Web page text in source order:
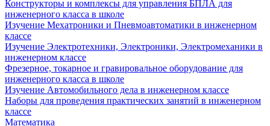
Конструкторы и комплексы для управления БПЛА для
инженерного класса в школе
Изучение Мехатроники и Пневмоавтоматики в инженерном
классе
Изучение Электротехники, Электроники, Электромеханики в
инженерном классе
Фрезерное, токарное и гравировальное оборудование для
инженерного класса в школе
Изучение Автомобильного дела в инженерном классе
Наборы для проведения практических занятий в инженерном
классе
Математика